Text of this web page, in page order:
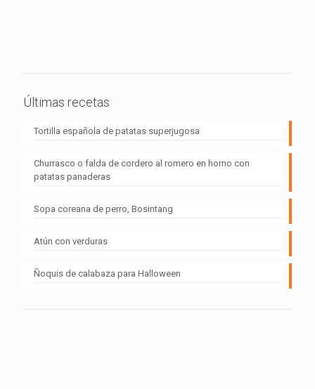
Últimas recetas
Tortilla española de patatas superjugosa
Churrasco o falda de cordero al romero en horno con
patatas panaderas
Sopa coreana de perro, Bosintang
Atún con verduras
Ñoquis de calabaza para Halloween